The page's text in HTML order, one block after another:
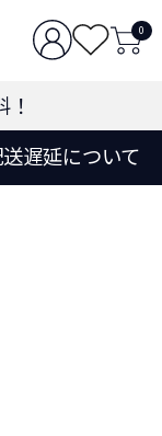
0
遅延について